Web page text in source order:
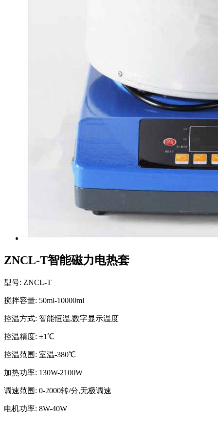
ZNCL-T智能磁力电热套
型号: ZNCL-T
搅拌容量: 50ml-10000ml
控温方式: 智能恒温,数字显示温度
控温精度: ±1℃
控温范围: 室温-380℃
加热功率: 130W-2100W
调速范围: 0-2000转/分,无极调速
电机功率: 8W-40W